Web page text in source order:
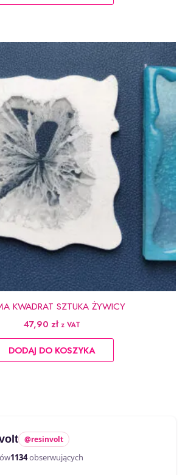
KWADRAT SZTUKA ŻYWICY
47,90 zł z VAT
DODAJ DO KOSZYKA
@resinvolt
1134obserwujących